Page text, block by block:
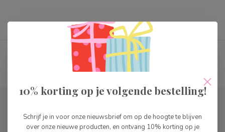
Toon1-0van 0
Blijf op de hoogte over onze laatste acties
10% korting op je volgende bestelling!
Schrijf je in voor onze nieuwsbrief om op de hoogte te blijven
over onze nieuwe producten, en ontvang 10% korting op je